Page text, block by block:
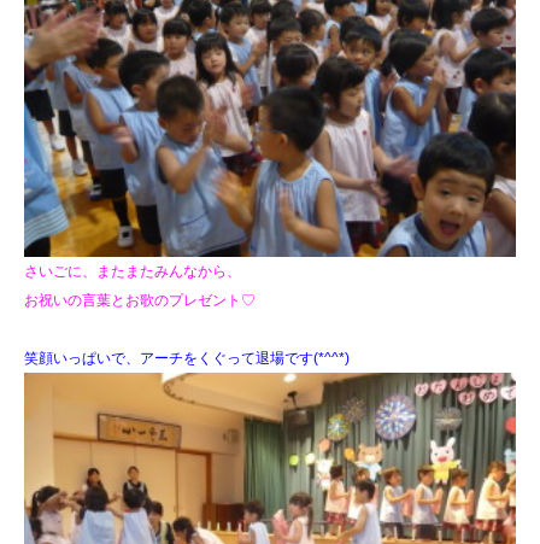
さいごに、またまたみんなから、
お祝いの言葉とお歌のプレゼント♡
笑顔いっぱいで、アーチをくぐって退場です(*^^*)